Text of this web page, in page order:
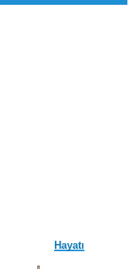
Hayatı